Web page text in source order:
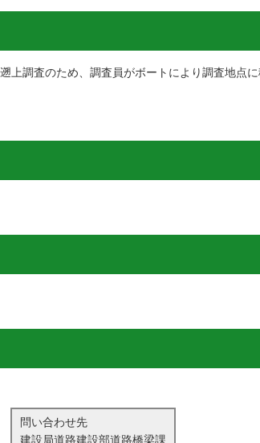
上調査のため、調査員がボートにより調査地点
問い合わせ先
建設局道路建設部道路橋梁課